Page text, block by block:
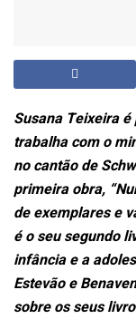
Susana Teixeira
trabalha com o
no cantão de
primeira obra,
de exemplares e
é o seu segundo
infância e a
Estevão e
sobre os seus